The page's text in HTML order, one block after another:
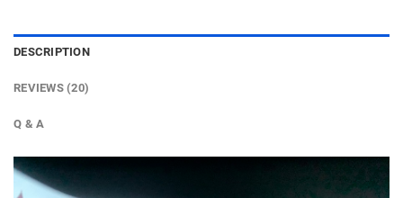
DESCRIPTION
REVIEWS (20)
Q & A